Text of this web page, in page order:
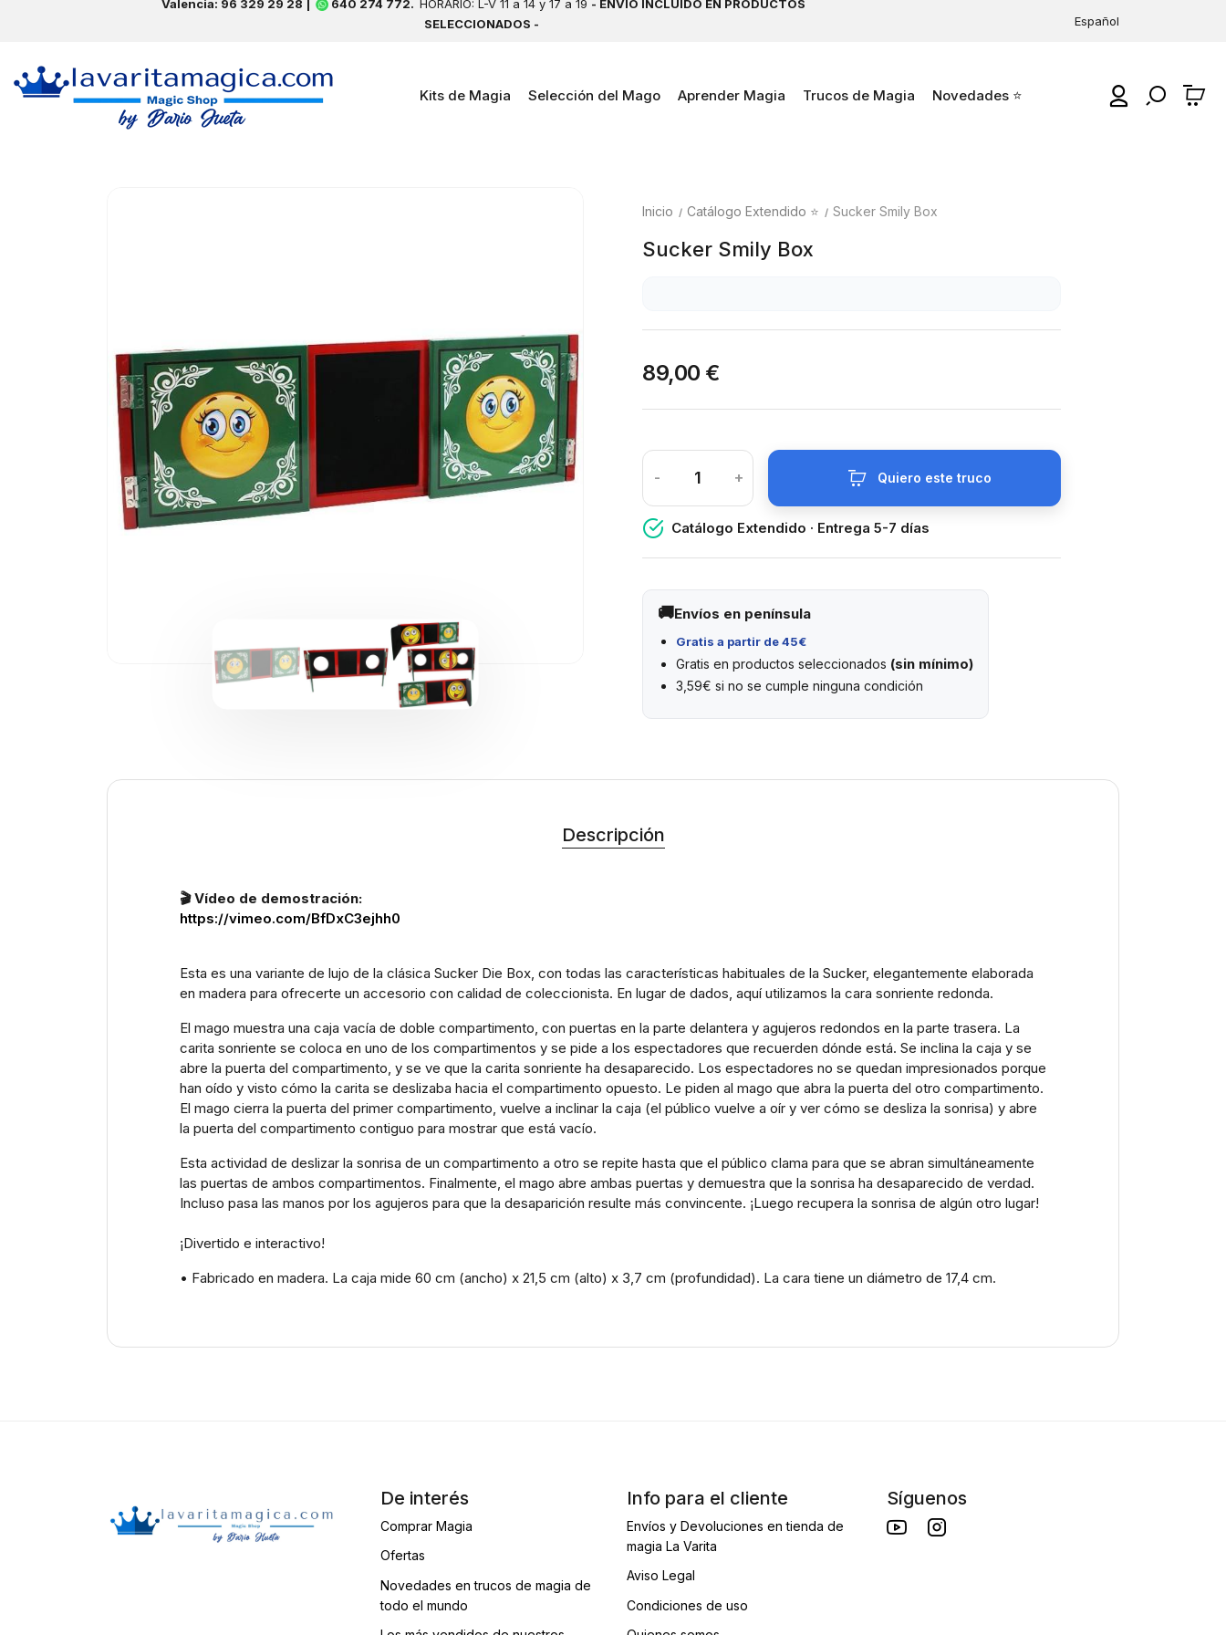
Español
Valencia: 96 329 29 28 | 640 274 772. HORARIO: L-V 11 a 14 y 17 a 19 - ENVÍO INCLUIDO EN PRODUCTOS
SELECCIONADOS -
Kits de Magia Selección del Mago Aprender Magia Trucos de Magia Novedades ⭐
Inicio Catálogo Extendido ⭐ Sucker Smily Box
Sucker Smily Box
89,00 €
- + Quiero este truco
Catálogo Extendido · Entrega 5-7 días
Envíos en península
Gratis a partir de 45€
Gratis en productos seleccionados (sin mínimo)
3,59€ si no se cumple ninguna condición
Descripción
🎬 Vídeo de demostración:
https://vimeo.com/BfDxC3ejhh0
Esta es una variante de lujo de la clásica Sucker Die Box, con todas las características habituales de la Sucker, elegantemente elaborada
en madera para ofrecerte un accesorio con calidad de coleccionista. En lugar de dados, aquí utilizamos la cara sonriente redonda.
El mago muestra una caja vacía de doble compartimento, con puertas en la parte delantera y agujeros redondos en la parte trasera. La
carita sonriente se coloca en uno de los compartimentos y se pide a los espectadores que recuerden dónde está. Se inclina la caja y se
abre la puerta del compartimento, y se ve que la carita sonriente ha desaparecido. Los espectadores no se quedan impresionados porque
han oído y visto cómo la carita se deslizaba hacia el compartimento opuesto. Le piden al mago que abra la puerta del otro compartimento.
El mago cierra la puerta del primer compartimento, vuelve a inclinar la caja (el público vuelve a oír y ver cómo se desliza la sonrisa) y abre
la puerta del compartimento contiguo para mostrar que está vacío.
Esta actividad de deslizar la sonrisa de un compartimento a otro se repite hasta que el público clama para que se abran simultáneamente
las puertas de ambos compartimentos. Finalmente, el mago abre ambas puertas y demuestra que la sonrisa ha desaparecido de verdad.
Incluso pasa las manos por los agujeros para que la desaparición resulte más convincente. ¡Luego recupera la sonrisa de algún otro lugar!
¡Divertido e interactivo!
• Fabricado en madera. La caja mide 60 cm (ancho) x 21,5 cm (alto) x 3,7 cm (profundidad). La cara tiene un diámetro de 17,4 cm.
De interés
Comprar Magia
Ofertas
Novedades en trucos de magia de
todo el mundo
Info para el cliente
Envíos y Devoluciones en tienda de
magia La Varita
Aviso Legal
Condiciones de uso
Síguenos